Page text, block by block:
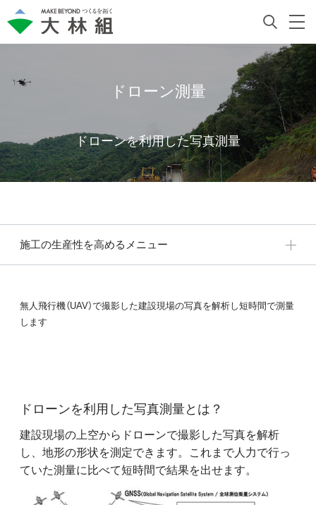
ドローン測量
ドローンを利用した写真測量
施工の生産性を高めるメニュー
無人飛行機（UAV）で撮影した建設現場の写真を解析し短時間で測量
します
ドローンを利用した写真測量とは？
建設現場の上空からドローンで撮影した写真を解析
し、地形の形状を測定できます。これまで人力で行っ
ていた測量に比べて短時間で結果を出せます。